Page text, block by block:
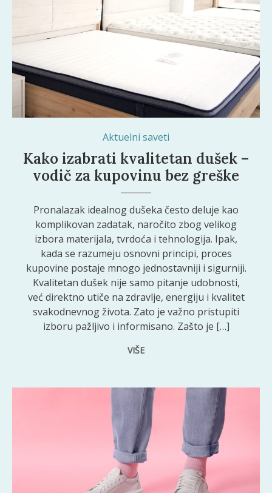
Aktuelni saveti
Kako izabrati kvalitetan dušek –
vodič za kupovinu bez greške
Pronalazak idealnog dušeka često deluje kao
komplikovan zadatak, naročito zbog velikog
izbora materijala, tvrdoća i tehnologija. Ipak,
kada se razumeju osnovni principi, proces
kupovine postaje mnogo jednostavniji i sigurniji.
Kvalitetan dušek nije samo pitanje udobnosti,
već direktno utiče na zdravlje, energiju i kvalitet
svakodnevnog života. Zato je važno pristupiti
izboru pažljivo i informisano. Zašto je […]
VIŠE